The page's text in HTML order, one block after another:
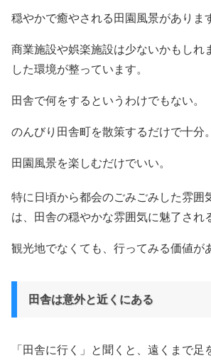
穏やかで癒やされる田園風景がありま
商業施設や娯楽施設は少ないかもしれ
した環境が整っています。
田舎で何をするというわけでもない。
のんびり田舎町を散策するだけで十分。
田園風景を楽しむだけでいい。
特に日頃から都会のごみごみした雰囲
は、田舎の穏やかな雰囲気に魅了され
観光地でなくても、行ってみる価値が
田舎は意外と近くにある
「田舎に行く」と聞くと、遠くまで足